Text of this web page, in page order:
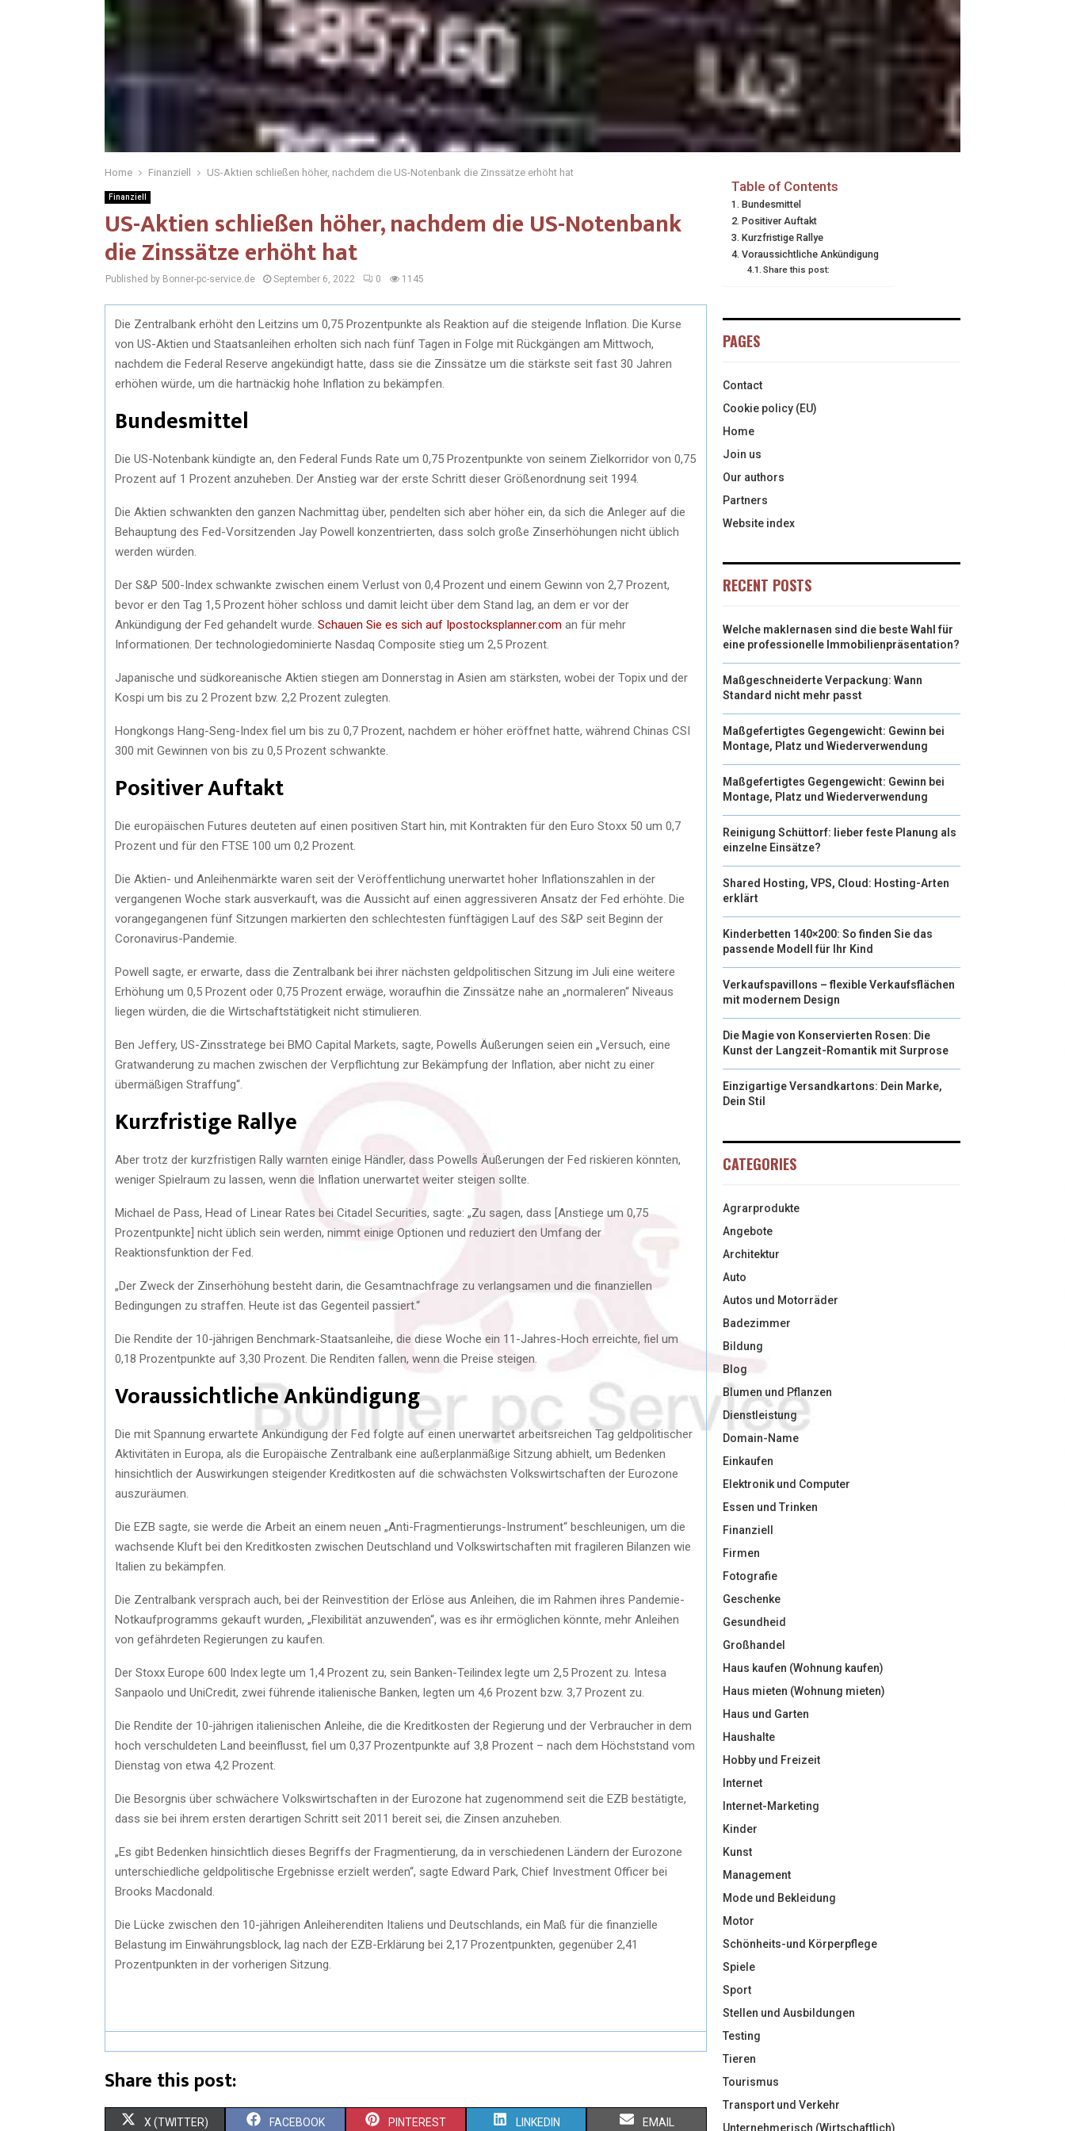
Home Finanziell US-Aktien schließen höher, nachdem die US-Notenbank die Zinssätze erhöht hat
Finanziell
US-Aktien schließen höher, nachdem die US-Notenbank
die Zinssätze erhöht hat
Published by Bonner-pc-service.de September 6, 2022 0 1145
Die Zentralbank erhöht den Leitzins um 0,75 Prozentpunkte als Reaktion auf die steigende Inflation. Die Kurse
von US-Aktien und Staatsanleihen erholten sich nach fünf Tagen in Folge mit Rückgängen am Mittwoch,
nachdem die Federal Reserve angekündigt hatte, dass sie die Zinssätze um die stärkste seit fast 30 Jahren
erhöhen würde, um die hartnäckig hohe Inflation zu bekämpfen.
Bundesmittel
Die US-Notenbank kündigte an, den Federal Funds Rate um 0,75 Prozentpunkte von seinem Zielkorridor von 0,75
Prozent auf 1 Prozent anzuheben. Der Anstieg war der erste Schritt dieser Größenordnung seit 1994.
Die Aktien schwankten den ganzen Nachmittag über, pendelten sich aber höher ein, da sich die Anleger auf die
Behauptung des Fed-Vorsitzenden Jay Powell konzentrierten, dass solch große Zinserhöhungen nicht üblich
werden würden.
Der S&P 500-Index schwankte zwischen einem Verlust von 0,4 Prozent und einem Gewinn von 2,7 Prozent,
bevor er den Tag 1,5 Prozent höher schloss und damit leicht über dem Stand lag, an dem er vor der
Ankündigung der Fed gehandelt wurde. Schauen Sie es sich auf Ipostocksplanner.com an für mehr
Informationen. Der technologiedominierte Nasdaq Composite stieg um 2,5 Prozent.
Japanische und südkoreanische Aktien stiegen am Donnerstag in Asien am stärksten, wobei der Topix und der
Kospi um bis zu 2 Prozent bzw. 2,2 Prozent zulegten.
Hongkongs Hang-Seng-Index fiel um bis zu 0,7 Prozent, nachdem er höher eröffnet hatte, während Chinas CSI
300 mit Gewinnen von bis zu 0,5 Prozent schwankte.
Positiver Auftakt
Die europäischen Futures deuteten auf einen positiven Start hin, mit Kontrakten für den Euro Stoxx 50 um 0,7
Prozent und für den FTSE 100 um 0,2 Prozent.
Die Aktien- und Anleihenmärkte waren seit der Veröffentlichung unerwartet hoher Inflationszahlen in der
vergangenen Woche stark ausverkauft, was die Aussicht auf einen aggressiveren Ansatz der Fed erhöhte. Die
vorangegangenen fünf Sitzungen markierten den schlechtesten fünftägigen Lauf des S&P seit Beginn der
Coronavirus-Pandemie.
Powell sagte, er erwarte, dass die Zentralbank bei ihrer nächsten geldpolitischen Sitzung im Juli eine weitere
Erhöhung um 0,5 Prozent oder 0,75 Prozent erwäge, woraufhin die Zinssätze nahe an „normaleren“ Niveaus
liegen würden, die die Wirtschaftstätigkeit nicht stimulieren.
Ben Jeffery, US-Zinsstratege bei BMO Capital Markets, sagte, Powells Äußerungen seien ein „Versuch, eine
Gratwanderung zu machen zwischen der Verpflichtung zur Bekämpfung der Inflation, aber nicht zu einer
übermäßigen Straffung“.
Kurzfristige Rallye
Aber trotz der kurzfristigen Rally warnten einige Händler, dass Powells Äußerungen der Fed riskieren könnten,
weniger Spielraum zu lassen, wenn die Inflation unerwartet weiter steigen sollte.
Michael de Pass, Head of Linear Rates bei Citadel Securities, sagte: „Zu sagen, dass [Anstiege um 0,75
Prozentpunkte] nicht üblich sein werden, nimmt einige Optionen und reduziert den Umfang der
Reaktionsfunktion der Fed.
„Der Zweck der Zinserhöhung besteht darin, die Gesamtnachfrage zu verlangsamen und die finanziellen
Bedingungen zu straffen. Heute ist das Gegenteil passiert.“
Die Rendite der 10-jährigen Benchmark-Staatsanleihe, die diese Woche ein 11-Jahres-Hoch erreichte, fiel um
0,18 Prozentpunkte auf 3,30 Prozent. Die Renditen fallen, wenn die Preise steigen.
Voraussichtliche Ankündigung
Die mit Spannung erwartete Ankündigung der Fed folgte auf einen unerwartet arbeitsreichen Tag geldpolitischer
Aktivitäten in Europa, als die Europäische Zentralbank eine außerplanmäßige Sitzung abhielt, um Bedenken
hinsichtlich der Auswirkungen steigender Kreditkosten auf die schwächsten Volkswirtschaften der Eurozone
auszuräumen.
Die EZB sagte, sie werde die Arbeit an einem neuen „Anti-Fragmentierungs-Instrument“ beschleunigen, um die
wachsende Kluft bei den Kreditkosten zwischen Deutschland und Volkswirtschaften mit fragileren Bilanzen wie
Italien zu bekämpfen.
Die Zentralbank versprach auch, bei der Reinvestition der Erlöse aus Anleihen, die im Rahmen ihres Pandemie-
Notkaufprogramms gekauft wurden, „Flexibilität anzuwenden“, was es ihr ermöglichen könnte, mehr Anleihen
von gefährdeten Regierungen zu kaufen.
Der Stoxx Europe 600 Index legte um 1,4 Prozent zu, sein Banken-Teilindex legte um 2,5 Prozent zu. Intesa
Sanpaolo und UniCredit, zwei führende italienische Banken, legten um 4,6 Prozent bzw. 3,7 Prozent zu.
Die Rendite der 10-jährigen italienischen Anleihe, die die Kreditkosten der Regierung und der Verbraucher in dem
hoch verschuldeten Land beeinflusst, fiel um 0,37 Prozentpunkte auf 3,8 Prozent – ​​nach dem Höchststand vom
Dienstag von etwa 4,2 Prozent.
Die Besorgnis über schwächere Volkswirtschaften in der Eurozone hat zugenommend seit die EZB bestätigte,
dass sie bei ihrem ersten derartigen Schritt seit 2011 bereit sei, die Zinsen anzuheben.
„Es gibt Bedenken hinsichtlich dieses Begriffs der Fragmentierung, da in verschiedenen Ländern der Eurozone
unterschiedliche geldpolitische Ergebnisse erzielt werden“, sagte Edward Park, Chief Investment Officer bei
Brooks Macdonald.
Die Lücke zwischen den 10-jährigen Anleiherenditen Italiens und Deutschlands, ein Maß für die finanzielle
Belastung im Einwährungsblock, lag nach der EZB-Erklärung bei 2,17 Prozentpunkten, gegenüber 2,41
Prozentpunkten in der vorherigen Sitzung.
Share this post:
X (TWITTER) FACEBOOK PINTEREST LINKEDIN EMAIL
Table of Contents
Bundesmittel
Positiver Auftakt
Kurzfristige Rallye
Voraussichtliche Ankündigung
Share this post:
PAGES
Contact
Cookie policy (EU)
Home
Join us
Our authors
Partners
Website index
RECENT POSTS
Welche maklernasen sind die beste Wahl für
eine professionelle Immobilienpräsentation?
Maßgeschneiderte Verpackung: Wann
Standard nicht mehr passt
Maßgefertigtes Gegengewicht: Gewinn bei
Montage, Platz und Wiederverwendung
Maßgefertigtes Gegengewicht: Gewinn bei
Montage, Platz und Wiederverwendung
Reinigung Schüttorf: lieber feste Planung als
einzelne Einsätze?
Shared Hosting, VPS, Cloud: Hosting-Arten
erklärt
Kinderbetten 140×200: So finden Sie das
passende Modell für Ihr Kind
Verkaufspavillons – flexible Verkaufsflächen
mit modernem Design
Die Magie von Konservierten Rosen: Die
Kunst der Langzeit-Romantik mit Surprose
Einzigartige Versandkartons: Dein Marke,
Dein Stil
CATEGORIES
Agrarprodukte
Angebote
Architektur
Auto
Autos und Motorräder
Badezimmer
Bildung
Blog
Blumen und Pflanzen
Dienstleistung
Domain-Name
Einkaufen
Elektronik und Computer
Essen und Trinken
Finanziell
Firmen
Fotografie
Geschenke
Gesundheid
Großhandel
Haus kaufen (Wohnung kaufen)
Haus mieten (Wohnung mieten)
Haus und Garten
Haushalte
Hobby und Freizeit
Internet
Internet-Marketing
Kinder
Kunst
Management
Mode und Bekleidung
Motor
Schönheits-und Körperpflege
Spiele
Sport
Stellen und Ausbildungen
Testing
Tieren
Tourismus
Transport und Verkehr
Unternehmerisch (Wirtschaftlich)